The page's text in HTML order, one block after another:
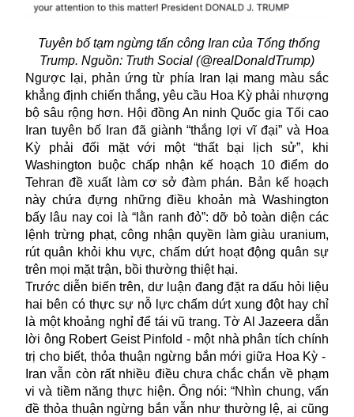
Tuyên bố tạm ngừng tấn công Iran của Tổng thống
Trump. Nguồn: Truth Social (@realDonaldTrump)
Ngược lại, phản ứng từ phía Iran lại mang màu sắc
khẳng định chiến thắng, yêu cầu Hoa Kỳ phải nhượng
bộ sâu rộng hơn. Hội đồng An ninh Quốc gia Tối cao
Iran tuyên bố Iran đã giành “thắng lợi vĩ đại” và Hoa
Kỳ phải đối mặt với một “thất bại lịch sử”, khi
Washington buộc chấp nhận kế hoạch 10 điểm do
Tehran đề xuất làm cơ sở đàm phán. Bản kế hoạch
này chứa đựng những điều khoản mà Washington
bấy lâu nay coi là “lằn ranh đỏ”: dỡ bỏ toàn diện các
lệnh trừng phạt, công nhận quyền làm giàu uranium,
rút quân khỏi khu vực, chấm dứt hoạt động quân sự
trên mọi mặt trận, bồi thường thiệt hại.
Trước diễn biến trên, dư luận đang đặt ra dấu hỏi liệu
hai bên có thực sự nỗ lực chấm dứt xung đột hay chỉ
là một khoảng nghỉ để tái vũ trang. Tờ Al Jazeera dẫn
lời ông Robert Geist Pinfold - một nhà phân tích chính
trị cho biết, thỏa thuận ngừng bắn mới giữa Hoa Kỳ -
Iran vẫn còn rất nhiều điều chưa chắc chắn về phạm
vi và tiềm năng thực hiện. Ông nói: “Nhìn chung, vấn
đề thỏa thuận ngừng bắn vẫn như thường lệ, ai cũng